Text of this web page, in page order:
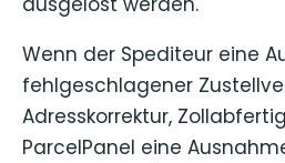
Wenn der Spediteur eine
fehlgeschlagener
Adresskorrektur,
ParcelPanel eine